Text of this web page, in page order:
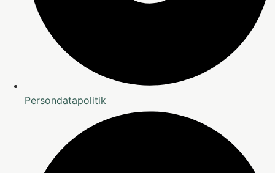
Persondatapolitik